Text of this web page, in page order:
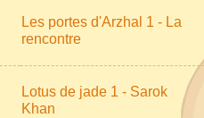
Les portes d'Arzhal 1 - La
rencontre
Lotus de jade 1 - Sarok
Khan